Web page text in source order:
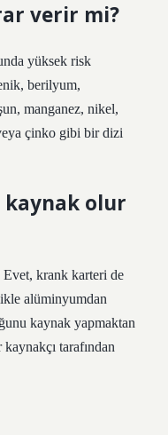
verir mi?
yüksek risk
berilyum,
manganez, nikel,
çinko gibi bir dizi
olur
krank karteri de
alüminyumdan
kaynak yapmaktan
tarafından